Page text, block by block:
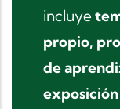
incluye
propio,
de